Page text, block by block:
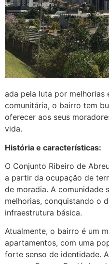
ada pela luta por melhorias
comunitária, o bairro tem
oferecer aos seus
vida.
História e características:
O Conjunto Ribeiro de
a partir da ocupação de
de moradia. A comunidade
melhorias, conquistando o
infraestrutura básica.
Atualmente, o bairro é um
apartamentos, com uma
forte senso de identidade.